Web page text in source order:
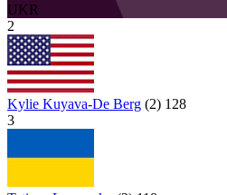
UKR
2
Kylie Kuyava-De Berg (2) 128
3